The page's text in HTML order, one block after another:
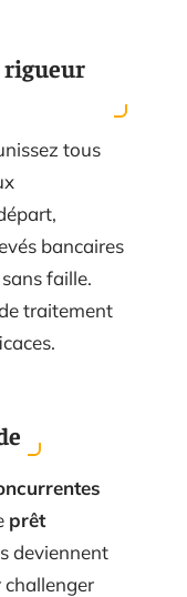
rigueur
tous
bancaires
faille.
traitement
prêt
deviennent